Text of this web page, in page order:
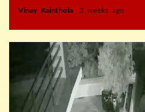
Vinay Kainthola 3 weeks ago